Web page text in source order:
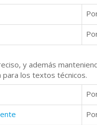
y además
los textos técnicos.